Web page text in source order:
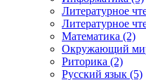
Литературное
Литературное
Математика (2)
Окружающий
Риторика (2)
Русский язык (5)